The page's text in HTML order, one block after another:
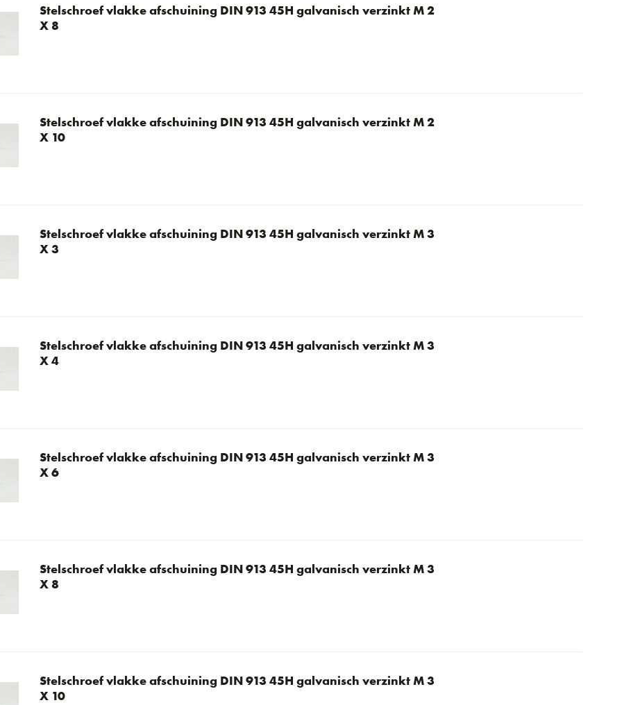
Stelschroef vlakke afschuining DIN 913 45H galvanisch verzinkt M 2
X 8
Stelschroef vlakke afschuining DIN 913 45H galvanisch verzinkt M 2
X 10
Stelschroef vlakke afschuining DIN 913 45H galvanisch verzinkt M 3
X 3
Stelschroef vlakke afschuining DIN 913 45H galvanisch verzinkt M 3
X 4
Stelschroef vlakke afschuining DIN 913 45H galvanisch verzinkt M 3
X 6
Stelschroef vlakke afschuining DIN 913 45H galvanisch verzinkt M 3
X 8
Stelschroef vlakke afschuining DIN 913 45H galvanisch verzinkt M 3
X 10